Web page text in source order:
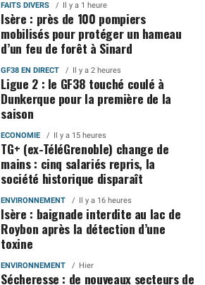
FAITS DIVERS Il y a 1 heure
Isère : près de 100 pompiers
mobilisés pour protéger un hameau
d’un feu de forêt à Sinard
GF38 EN DIRECT Il y a 2 heures
Ligue 2 : le GF38 touché coulé à
Dunkerque pour la première de la
saison
ECONOMIE Il y a 15 heures
TG+ (ex-TéléGrenoble) change de
mains : cinq salariés repris, la
société historique disparaît
ENVIRONNEMENT Il y a 16 heures
Isère : baignade interdite au lac de
Roybon après la détection d’une
toxine
ENVIRONNEMENT Hier
Sécheresse : de nouveaux secteurs de